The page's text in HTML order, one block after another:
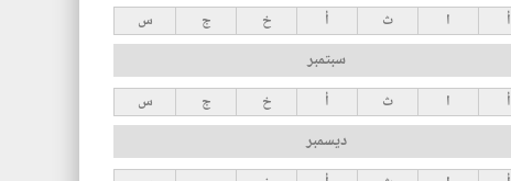
أ ا ث أ خ ج س
سبتمبر
أ ا ث أ خ ج س
ديسمبر